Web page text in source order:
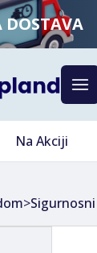
DOSTAVA
Na Akciji
>